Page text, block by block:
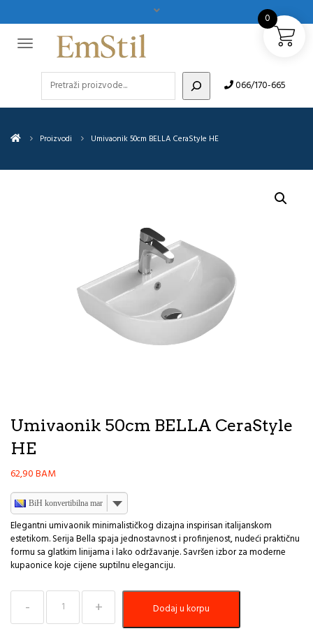
066/170-665
Proizvodi Umivaonik 50cm BELLA CeraStyle HE
Umivaonik 50cm BELLA CeraStyle
HE
62,90BAM
BiH konvertibilna marka
Elegantni umivaonik minimalističkog dizajna inspirisan italijanskom
estetikom. Serija Bella spaja jednostavnost i profinjenost, nudeći praktičnu
formu sa glatkim linijama i lako održavanje. Savršen izbor za moderne
kupaonice koje cijene suptilnu eleganciju.
Umivaonik
50cm
BELLA
Dodaj u korpu
0